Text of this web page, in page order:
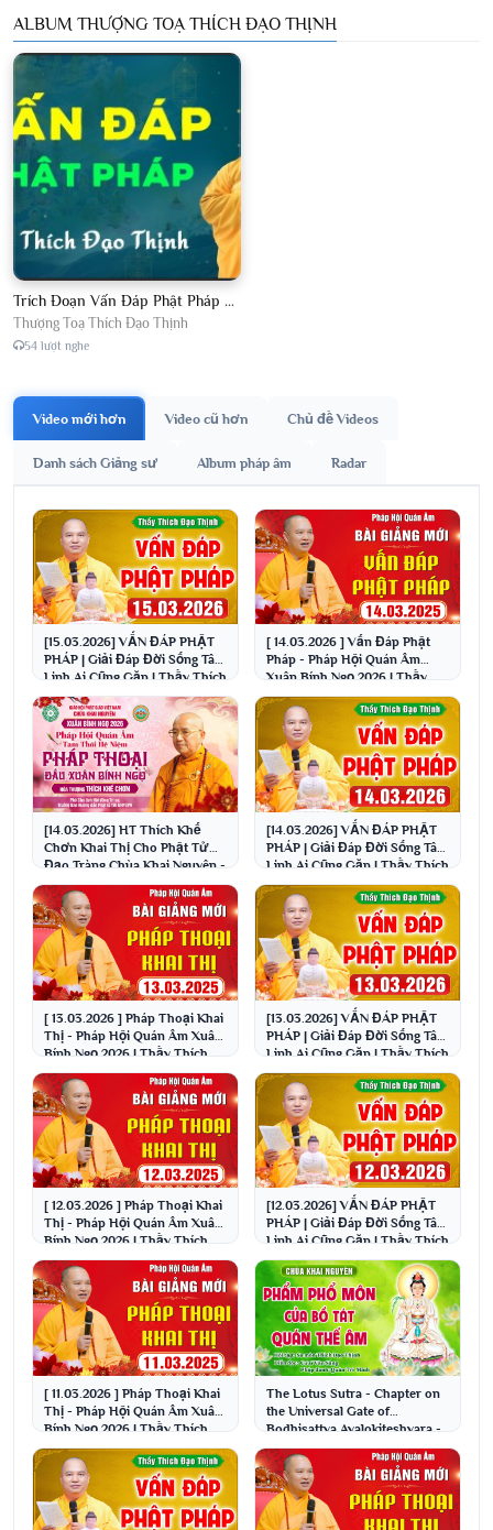
ALBUM THƯỢNG TOẠ THÍCH ĐẠO THỊNH
Trích Đoạn Vấn Đáp Phật Pháp 2026
Thượng Toạ Thích Đạo Thịnh
54 lượt nghe
Video mới hơn Video cũ hơn Chủ đề Videos
Danh sách Giảng sư Album pháp âm Radar
[15.03.2026] VẤN ĐÁP PHẬT
PHÁP | Giải Đáp Đời Sống Tâm
Linh Ai Cũng Gặp | Thầy Thích
Đạo Thịnh
[ 14.03.2026 ] Vấn Đáp Phật
Pháp - Pháp Hội Quán Âm
Xuân Bính Ngọ 2026 | Thầy
Thích Đạo Thịnh
[14.03.2026] HT Thích Khế
Chơn Khai Thị Cho Phật Tử
Đạo Tràng Chùa Khai Nguyên -
Xuân Bính Ngọ 2026
[14.03.2026] VẤN ĐÁP PHẬT
PHÁP | Giải Đáp Đời Sống Tâm
Linh Ai Cũng Gặp | Thầy Thích
Đạo Thịnh
[ 13.03.2026 ] Pháp Thoại Khai
Thị - Pháp Hội Quán Âm Xuân
Bính Ngọ 2026 | Thầy Thích
Đạo Thịnh
[13.03.2026] VẤN ĐÁP PHẬT
PHÁP | Giải Đáp Đời Sống Tâm
Linh Ai Cũng Gặp | Thầy Thích
Đạo Thịnh
[ 12.03.2026 ] Pháp Thoại Khai
Thị - Pháp Hội Quán Âm Xuân
Bính Ngọ 2026 | Thầy Thích
Đạo Thịnh
[12.03.2026] VẤN ĐÁP PHẬT
PHÁP | Giải Đáp Đời Sống Tâm
Linh Ai Cũng Gặp | Thầy Thích
Đạo Thịnh
[ 11.03.2026 ] Pháp Thoại Khai
Thị - Pháp Hội Quán Âm Xuân
Bính Ngọ 2026 | Thầy Thích
Đạo Thịnh
The Lotus Sutra - Chapter on
the Universal Gate of
Bodhisattva Avalokiteshvara -
Compiled by: Mon...